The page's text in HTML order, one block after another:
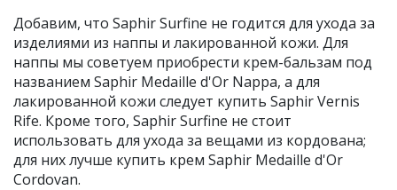
Добавим, что Saphir Surfine не годится для ухода за
изделиями из наппы и лакированной кожи. Для
наппы мы советуем приобрести крем-бальзам под
названием Saphir Medaille d'Or Nappa, а для
лакированной кожи следует купить Saphir Vernis
Rife. Кроме того, Saphir Surfine не стоит
использовать для ухода за вещами из кордована;
для них лучше купить крем Saphir Medaille d'Or
Cordovan.